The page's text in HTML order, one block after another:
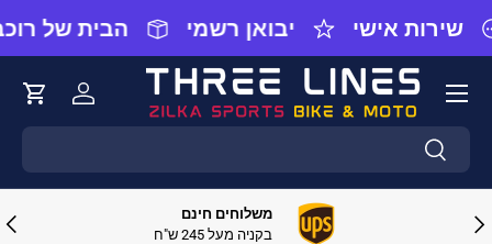
דילוג יבואן רשמי הבית של שירות אישי
חיפוש
חיפוש
התחברות
הקודם
משלוחים חינם
בקניה מעל 245 ש"ח